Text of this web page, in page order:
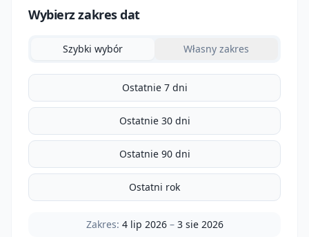
Wybierz zakres dat
Szybki wybór Własny zakres
Ostatnie 7 dni
Ostatnie 30 dni
Ostatnie 90 dni
Ostatni rok
Zakres: 4 lip 2026– 3 sie 2026